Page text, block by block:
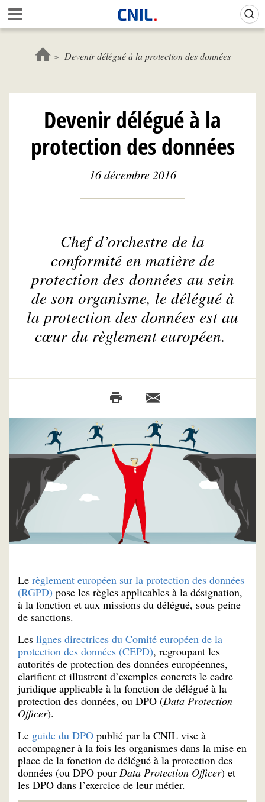
Aller
au
contenu
c
e
l
C
N
I
L
Devenir délégué à la protection des données
Devenir délégué à la
protection des données
16 décembre 2016
Chef d’orchestre de la
conformité en matière de
protection des données au sein
de son organisme, le délégué à
la protection des données est au
cœur du règlement européen.
Le règlement européen sur la protection des données
(RGPD) pose les règles applicables à la désignation,
à la fonction et aux missions du délégué, sous peine
de sanctions.
Les lignes directrices du Comité européen de la
protection des données (CEPD), regroupant les
autorités de protection des données européennes,
clarifient et illustrent d’exemples concrets le cadre
juridique applicable à la fonction de délégué à la
protection des données, ou DPO (Data Protection
Officer).
Le guide du DPO publié par la CNIL vise à
accompagner à la fois les organismes dans la mise en
place de la fonction de délégué à la protection des
données (ou DPO pour Data Protection Officer) et
les DPO dans l’exercice de leur métier.
Gestion de vos préférences sur les cookies (témoins de connexion)